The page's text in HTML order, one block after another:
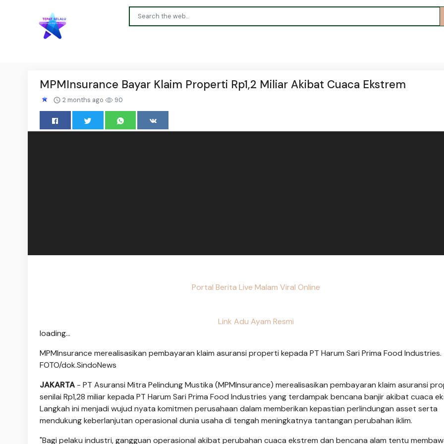
MPMInsurance Bayar Klaim Properti Rp1,2 Miliar Akibat Cuaca Ekstrem
2 months ago 90
Portal Berita Live Malam Viral Online
Link Adu Ayam Resmi
loading...
MPMInsurance merealisasikan pembayaran klaim asuransi properti kepada PT Harum Sari Prima Food Industries.
FOTO/dok.SindoNews
JAKARTA - PT Asuransi Mitra Pelindung Mustika (MPMInsurance) merealisasikan pembayaran klaim asuransi
senilai Rp1,28 miliar kepada PT Harum Sari Prima Food Industries yang terdampak bencana banjir akibat cuaca
Langkah ini menjadi wujud nyata komitmen perusahaan dalam memberikan kepastian perlindungan asset serta
mendukung keberlanjutan operasional dunia usaha di tengah meningkatnya tantangan perubahan iklim.
"Bagi pelaku industri, gangguan operasional akibat perubahan cuaca ekstrem dan bencana alam tentu